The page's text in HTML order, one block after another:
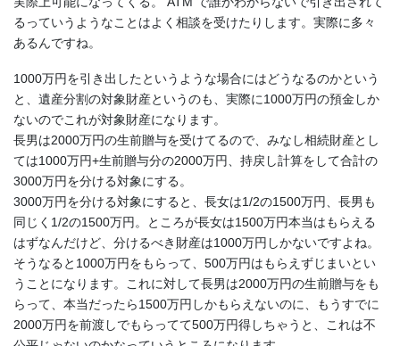
るっていうようなことはよく相談を受けたりします。実際に多々
あるんですね。
1000万円を引き出したというような場合にはどうなるのかという
と、遺産分割の対象財産というのも、実際に1000万円の預金しか
ないのでこれが対象財産になります。
長男は2000万円の生前贈与を受けてるので、みなし相続財産とし
ては1000万円+生前贈与分の2000万円、持戻し計算をして合計の
3000万円を分ける対象にする。
3000万円を分ける対象にすると、長女は1/2の1500万円、長男も
同じく1/2の1500万円。ところが長女は1500万円本当はもらえる
はずなんだけど、分けるべき財産は1000万円しかないですよね。
そうなると1000万円をもらって、500万円はもらえずじまいとい
うことになります。これに対して長男は2000万円の生前贈与をも
らって、本当だったら1500万円しかもらえないのに、もうすでに
2000万円を前渡しでもらってて500万円得しちゃうと、これは不